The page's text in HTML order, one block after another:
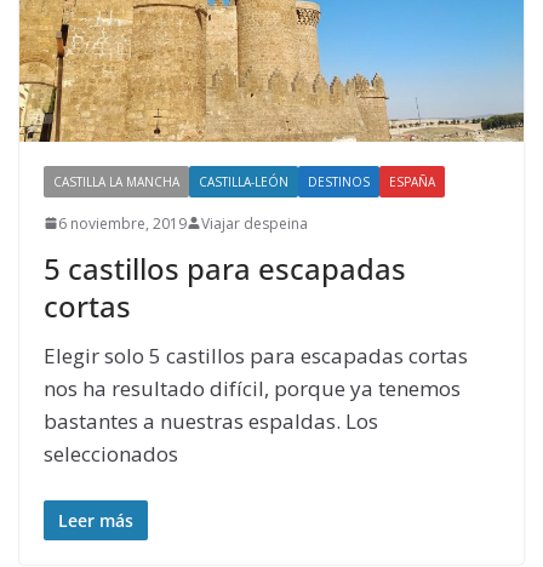
CASTILLA LA MANCHA CASTILLA-LEÓN DESTINOS ESPAÑA
6 noviembre, 2019 Viajar despeina
5 castillos para escapadas
cortas
Elegir solo 5 castillos para escapadas cortas
nos ha resultado difícil, porque ya tenemos
bastantes a nuestras espaldas. Los
seleccionados
Leer más